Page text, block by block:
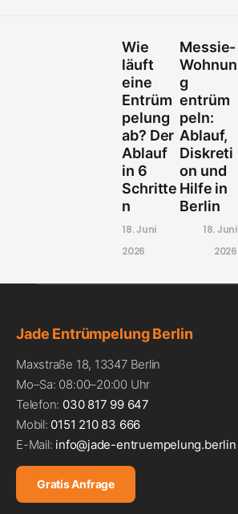
Wie
läuft
eine
Entrüm
pelung
ab? Der
Ablauf
in 6
Schritte
n
18. Juni
2026
Messie-
Wohnun
g
entrüm
peln:
Ablauf,
Diskreti
on und
Hilfe in
Berlin
18. Juni
2026
Jade Entrümpelung Berlin
Maxstraße 18, 13347 Berlin
Mo–Sa: 08:00–20:00 Uhr
Telefon: 030 817 99 647
Mobil: 0151 210 83 666
E-Mail: info@jade-entruempelung.berlin
Gratis Anfrage